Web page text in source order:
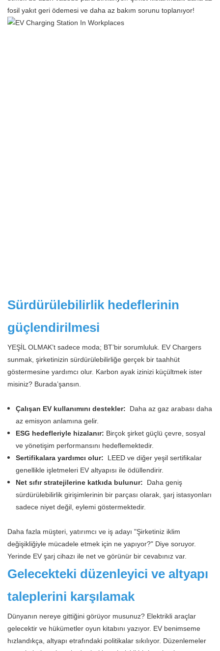
fosil yakıt geri ödemesi ve daha az bakım sorunu toplanıyor!
Sürdürülebilirlik hedeflerinin
güçlendirilmesi
YEŞİL OLMAK’t sadece moda; BT’bir sorumluluk. EV Chargers
sunmak, şirketinizin sürdürülebilirliğe gerçek bir taahhüt
göstermesine yardımcı olur. Karbon ayak izinizi küçültmek ister
misiniz? Burada’şansın.
Çalışan EV kullanımını destekler:
Daha az gaz arabası daha
az emisyon anlamına gelir.
ESG hedefleriyle hizalanır: Birçok şirket güçlü çevre, sosyal
ve yönetişim performansını hedeflemektedir.
Sertifikalara yardımcı olur:
LEED ve diğer yeşil sertifikalar
genellikle işletmeleri EV altyapısı ile ödüllendirir.
Net sıfır stratejilerine katkıda bulunur:
Daha geniş
sürdürülebilirlik girişimlerinin bir parçası olarak, şarj istasyonları
sadece niyet değil, eylemi göstermektedir.
Daha fazla müşteri, yatırımcı ve iş adayı "Şirketiniz iklim
değişikliğiyle mücadele etmek için ne yapıyor?" Diye soruyor.
Yerinde EV şarj cihazı ile net ve görünür bir cevabınız var.
Gelecekteki düzenleyici ve altyapı
taleplerini karşılamak
Dünyanın nereye gittiğini görüyor musunuz? Elektrikli araçlar
gelecektir ve hükümetler oyun kitabını yazıyor. EV benimseme
hızlandıkça, altyapı etrafındaki politikalar sıkılıyor. Düzenlemeler